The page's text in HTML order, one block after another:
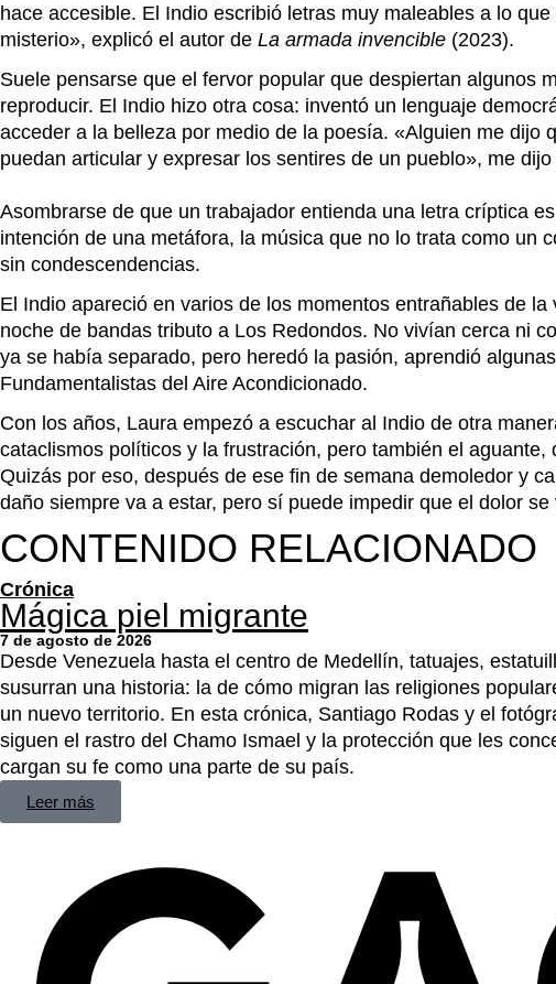
hace accesible. El Indio escribió letras muy maleables a lo
misterio», explicó el autor de La armada invencible (2023).
Suele pensarse que el fervor popular que despiertan algunos
reproducir. El Indio hizo otra cosa: inventó un lenguaje
acceder a la belleza por medio de la poesía. «Alguien me
puedan articular y expresar los sentires de un pueblo», me
Asombrarse de que un trabajador entienda una letra críptica
intención de una metáfora, la música que no lo trata como un
sin condescendencias.
El Indio apareció en varios de los momentos entrañables de
noche de bandas tributo a Los Redondos. No vivían cerca ni
ya se había separado, pero heredó la pasión, aprendió
Fundamentalistas del Aire Acondicionado.
Con los años, Laura empezó a escuchar al Indio de otra
cataclismos políticos y la frustración, pero también el
Quizás por eso, después de ese fin de semana demoledor y
daño siempre va a estar, pero sí puede impedir que el dolor
CONTENIDO RELACIONADO
Crónica
Mágica piel migrante
7 de agosto de 2026
Desde Venezuela hasta el centro de Medellín, tatuajes,
susurran una historia: la de cómo migran las religiones
un nuevo territorio. En esta crónica, Santiago Rodas y el
siguen el rastro del Chamo Ismael y la protección que les
cargan su fe como una parte de su país.
Leer más